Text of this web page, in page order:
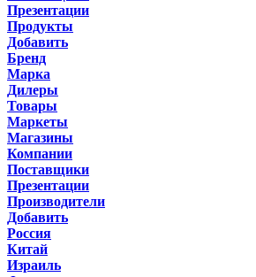
Презентации
Продукты
Добавить
Бренд
Марка
Дилеры
Товары
Маркеты
Магазины
Компании
Поставщики
Презентации
Производители
Добавить
Россия
Китай
Израиль